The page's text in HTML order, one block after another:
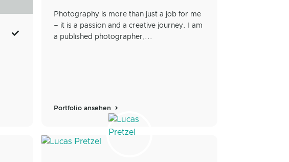
Photography is more than just a job for me
– it is a passion and a creative journey. I am
a published photographer,...
Portfolio ansehen